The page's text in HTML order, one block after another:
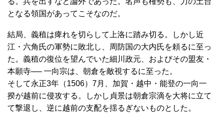
となる領国があってこそなのだ。
結局、義稙は痺れを切らして上洛に踏み切る。しかし近
江・六角氏の軍勢に敗北し、周防国の大内氏を頼るに至っ
た。義稙の復位を望んでいた細川政元、およびその盟友・
本願寺── 一向宗は、朝倉を敵視するに至った。
そして永正3年（1506）7月、加賀・越中・能登の一向一
揆が越前に侵攻する。しかし貞景は朝倉宗滴を大将に立て
て撃退し、逆に越前の支配を揺るぎないものとした。